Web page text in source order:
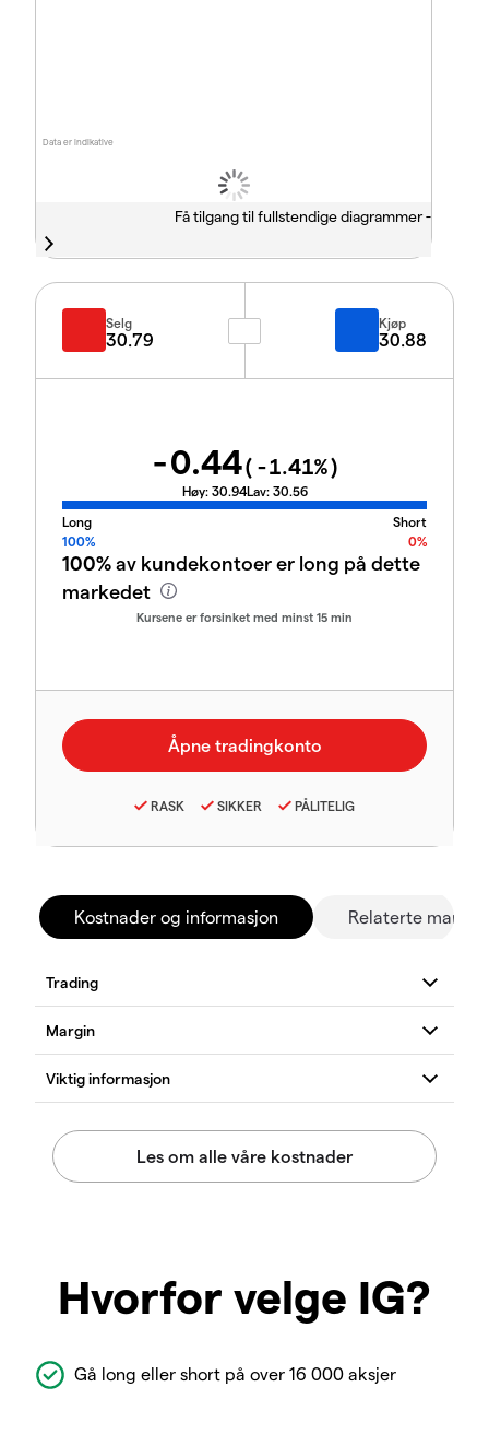
Data er indikative
Få tilgang til fullstendige diagrammer -
Selg
30.79
Kjøp
30.88
-0.44( -1.41%)
Høy: 30.94Lav: 30.56
Long
Short
100%
0%
100%av kundekontoer er long på dette
markedet
Kursene er forsinket med minst 15 min
RASK SIKKER PÅLITELIG
Kostnader og informasjon Relaterte
Hvorfor velge IG?
Gå long eller short på over 16 000 aksjer